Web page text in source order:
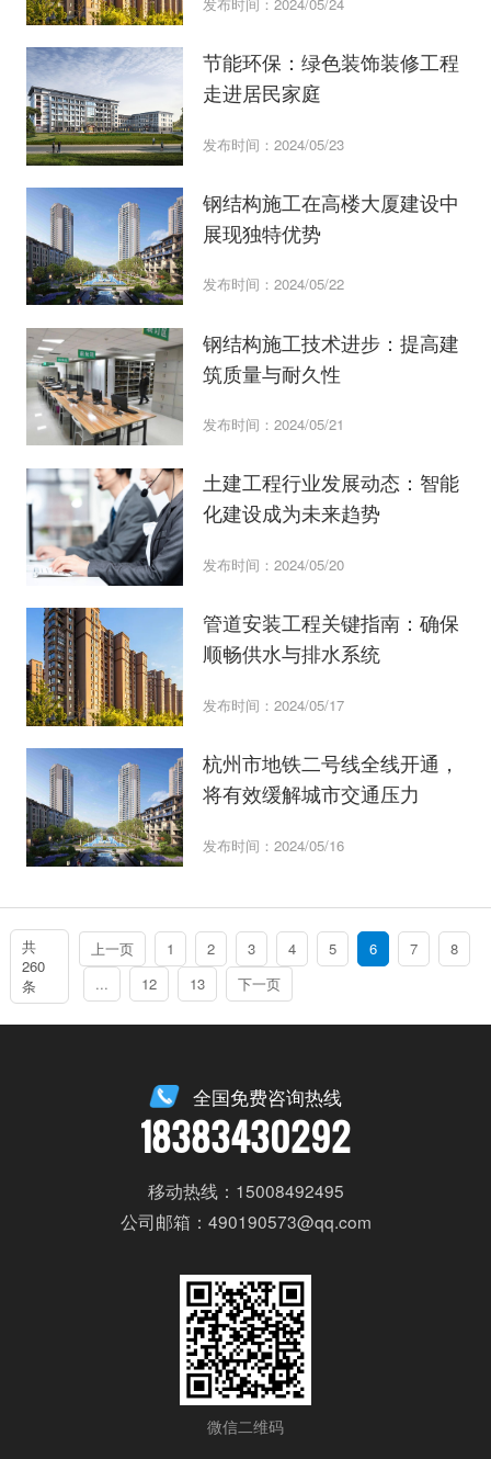
节能环保：绿色装饰装修工程
走进居民家庭
发布时间：2024/05/23
钢结构施工在高楼大厦建设中
展现独特优势
发布时间：2024/05/22
钢结构施工技术进步：提高建
筑质量与耐久性
发布时间：2024/05/21
土建工程行业发展动态：智能
化建设成为未来趋势
发布时间：2024/05/20
管道安装工程关键指南：确保
顺畅供水与排水系统
发布时间：2024/05/17
杭州市地铁二号线全线开通，
将有效缓解城市交通压力
发布时间：2024/05/16
共
260
条
上一页 1 2 3 4 5 6 7
8
...
12 13 下一页
全国免费咨询热线
18383430292
移动热线：15008492495
公司邮箱：490190573@qq.com
微信二维码